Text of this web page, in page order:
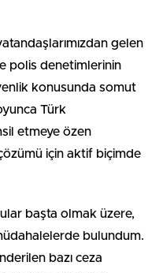
gelen
polis denetimlerinin
konusunda somut
Türk
etmeye özen
için aktif biçimde
başta olmak üzere,
bulundum.
bazı ceza